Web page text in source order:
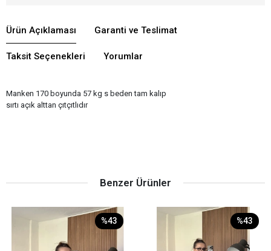
Ürün Açıklaması Garanti ve Teslimat
Taksit Seçenekleri Yorumlar
Manken 170 boyunda 57 kg s beden tam kalıp
sırtı açık alttan çıtçıtlıdır
Benzer Ürünler
%43 %43